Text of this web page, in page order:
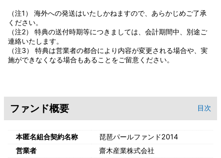
（注1） 海外への発送はいたしかねますので、あらかじめご了承
ください。
（注2） 特典の送付時期等につきましては、会計期間中、別途ご
連絡いたします。
（注3） 特典は営業者の都合により内容が変更される場合や、実
施ができなくなる場合もあることをご留意ください。
ファンド概要 目次
本匿名組合契約名称
琵琶パールファンド2014
営業者
齋木産業株式会社